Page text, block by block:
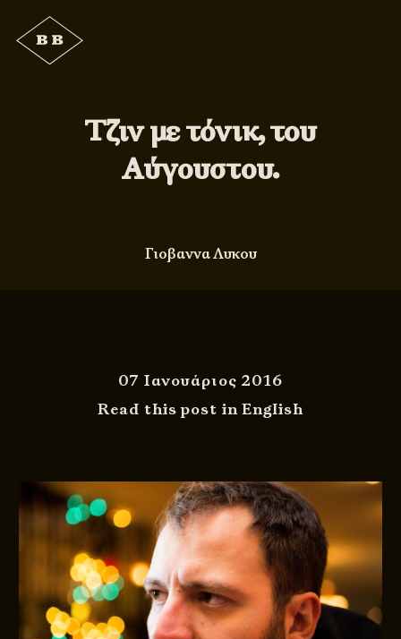
Τζιν με τόνικ, του
Αύγουστου.
Γιοβαννα Λυκου
07 Ιανουάριος 2016
Read this post in English